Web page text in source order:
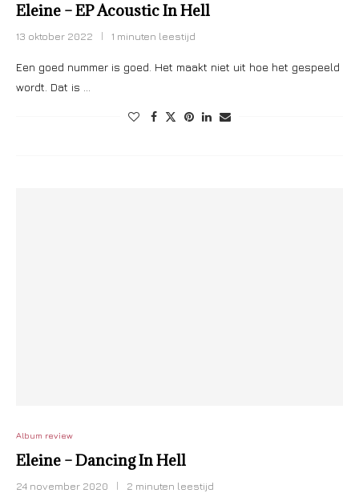
Eleine – EP Acoustic In Hell
13 oktober 2022 1 minuten leestijd
Een goed nummer is goed. Het maakt niet uit hoe het gespeeld
wordt. Dat is …
Album review
Eleine – Dancing In Hell
24 november 2020 2 minuten leestijd